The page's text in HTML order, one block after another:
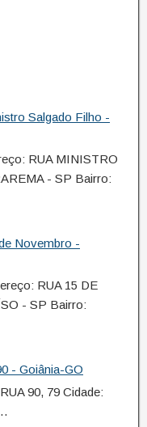
Salgado Filho -
RUA MINISTRO
- SP Bairro:
Novembro -
RUA 15 DE
- SP Bairro:
- Goiânia-GO
90, 79 Cidade: